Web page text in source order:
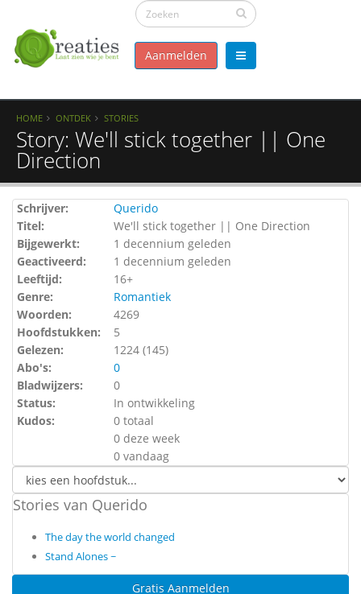
Aanmelden
HOME ONTDEK STORIES
Story: We'll stick together || One
Direction
Schrijver:
Querido
Titel:
We'll stick together || One Direction
Bijgewerkt:
1 decennium geleden
Geactiveerd:
1 decennium geleden
Leeftijd:
16+
Genre:
Romantiek
Woorden:
4269
Hoofdstukken:
5
Gelezen:
1224 (145)
Abo's:
0
Bladwijzers:
0
Status:
In ontwikkeling
Kudos:
0 totaal
0 deze week
0 vandaag
Stories van Querido
The day the world changed
Stand Alones ~
Gratis Aanmelden